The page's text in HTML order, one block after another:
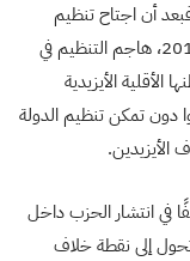
أن اجتاح تنظيم
الدولة (داعش) مدينة الموصل في يونيو/حزيران 2014، هاجم التنظيم في
الأيزيدية
دون تمكن تنظيم الدولة
في انتشار الحزب داخل
إلى نقطة خلاف